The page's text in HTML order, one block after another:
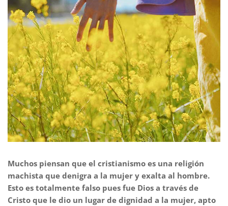
Muchos piensan que el cristianismo es una religión
machista que denigra a la mujer y exalta al hombre.
Esto es totalmente falso pues fue Dios a través de
Cristo que le dio un lugar de dignidad a la mujer, apto